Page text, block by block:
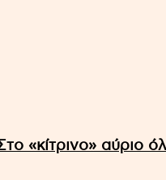
«κίτρινο» αύριο